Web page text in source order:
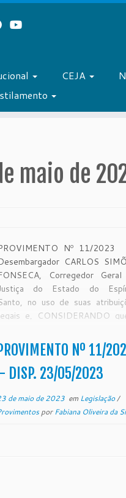
CEJA
maio de
Nº 11/
CARLOS
Corregedor
do Estado do
no uso de suas
e, CONSIDERANDO
do Espírito Santo é
fiscalização, que
administrativa,
jurisdição em todo
[…]
PROVIMENTO Nº 11/
DISP. 23/05/2023
de maio de 2023em Legislação/
porFabiana Oliveira da